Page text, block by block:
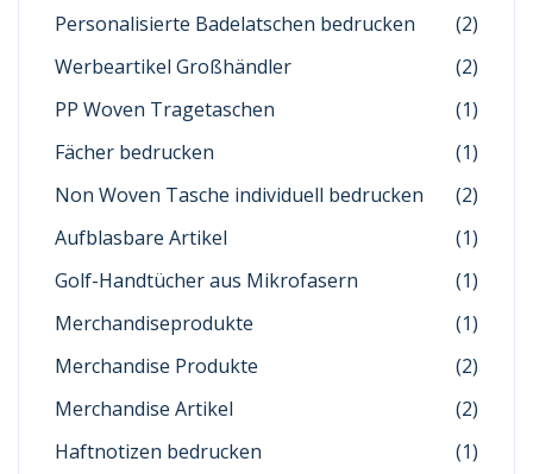
Personalisierte Badelatschen bedrucken
(2)
Werbeartikel Großhändler
(2)
PP Woven Tragetaschen
(1)
Fächer bedrucken
(1)
Non Woven Tasche individuell bedrucken
(2)
Aufblasbare Artikel
(1)
Golf-Handtücher aus Mikrofasern
(1)
Merchandiseprodukte
(1)
Merchandise Produkte
(2)
Merchandise Artikel
(2)
Haftnotizen bedrucken
(1)